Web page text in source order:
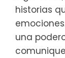
historias
una